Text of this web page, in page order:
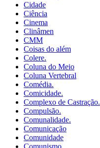
Cidade
Ciência
Cinema
Clinâmen
CMM
Coisas do além
Colere.
Coluna do Meio
Coluna Vertebral
Comédia.
Comicidade.
Complexo de Castração.
Compulsão.
Comunalidade.
Comunicação
Comunidade